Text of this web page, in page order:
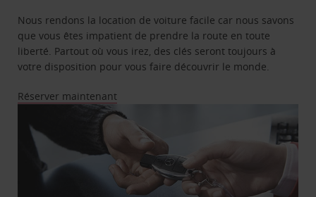
Nous rendons la location de voiture facile car nous savons
que vous êtes impatient de prendre la route en toute
liberté. Partout où vous irez, des clés seront toujours à
votre disposition pour vous faire découvrir le monde.
Réserver maintenant